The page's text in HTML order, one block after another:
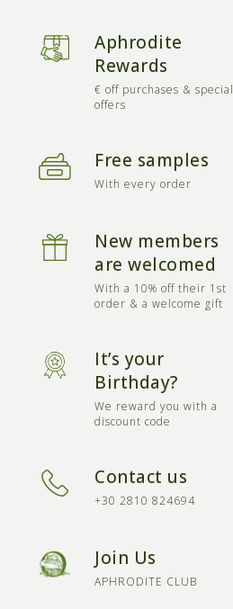
Aphrodite
Rewards
€ off purchases & special
offers
Free samples
With every order
New members
are welcomed
With a 10% off their 1st
order & a welcome gift
It’s your
Birthday?
We reward you with a
discount code
Contact us
+30 2810 824694
Join Us
APHRODITE CLUB